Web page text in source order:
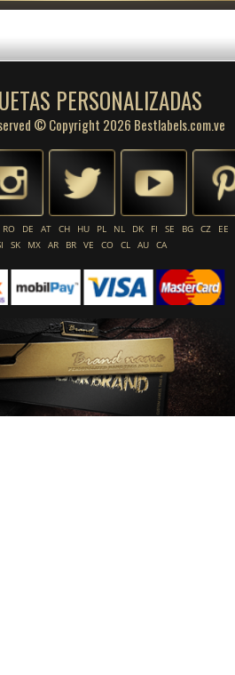
PERSONALIZADAS
© Copyright 2026 Bestlabels.com.ve
RO DE AT CH HU PL NL DK FI SE BG CZ
EE
SK MX AR BR VE CO CL AU CA